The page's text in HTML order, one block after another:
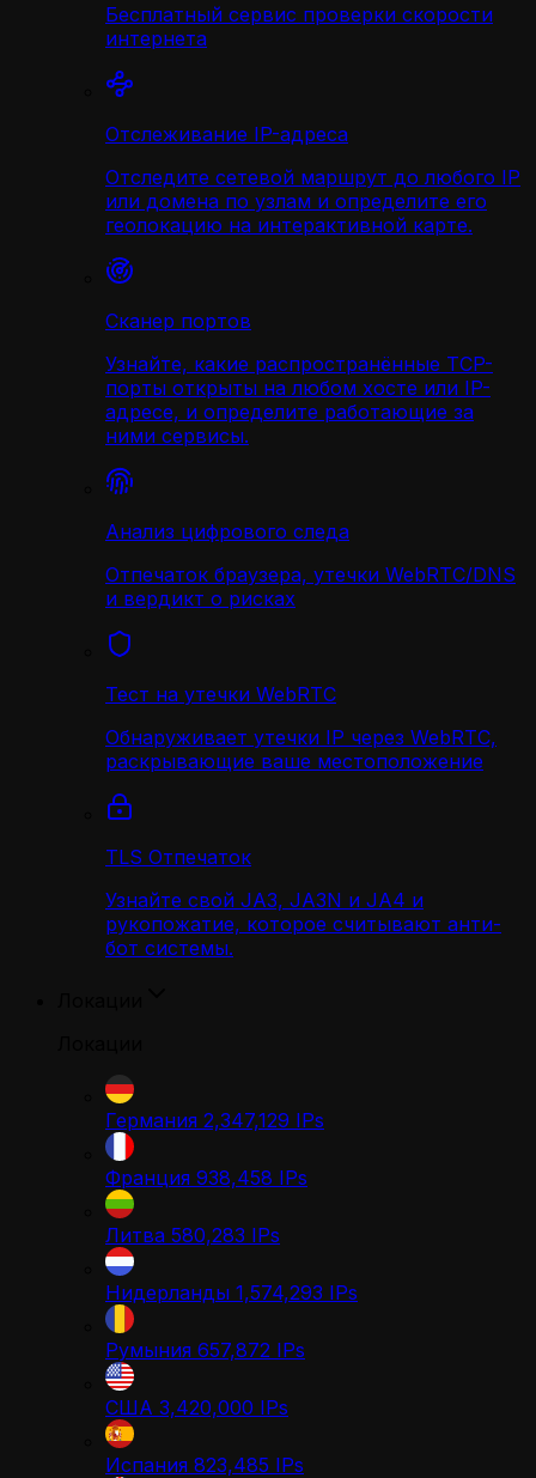
Бесплатный сервис проверки скорости
интернета
Отслеживание IP-адреса
Отследите сетевой маршрут до любого IP
или домена по узлам и определите его
геолокацию на интерактивной карте.
Сканер портов
Узнайте, какие распространённые TCP-
порты открыты на любом хосте или IP-
адресе, и определите работающие за
ними сервисы.
Анализ цифрового следа
Отпечаток браузера, утечки WebRTC/DNS
и вердикт о рисках
Тест на утечки WebRTC
Обнаруживает утечки IP через WebRTC,
раскрывающие ваше местоположение
TLS Отпечаток
Узнайте свой JA3, JA3N и JA4 и
рукопожатие, которое считывают анти-
бот системы.
Германия 2,347,129 IPs
Франция 938,458 IPs
Литва 580,283 IPs
Нидерланды 1,574,293 IPs
Румыния 657,872 IPs
США 3,420,000 IPs
Испания 823,485 IPs